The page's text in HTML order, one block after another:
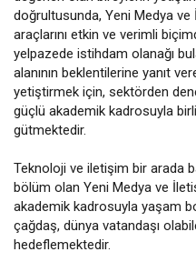
doğrultusunda, Yeni Medya
araçlarını etkin ve verimli
yelpazede istihdam olanağı
alanının beklentilerine yanıt
yetiştirmek için, sektörden
güçlü akademik kadrosuyla
gütmektedir.
Teknoloji ve iletişim bir arada
bölüm olan Yeni Medya ve
akademik kadrosuyla yaşam
çağdaş, dünya vatandaşı
hedeflemektedir.